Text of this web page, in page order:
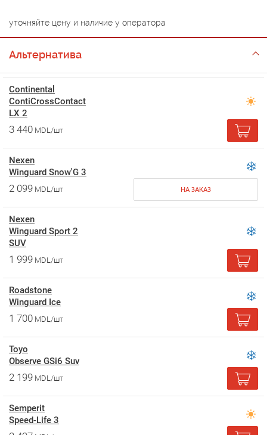
уточняйте цену и наличие у оператора
Альтернатива
Continental
ContiCrossContact
LX 2
3 440 MDL/шт
Nexen
Winguard Snow'G 3
2 099 MDL/шт НА ЗАКАЗ
Nexen
Winguard Sport 2
SUV
1 999 MDL/шт
Roadstone
Winguard Ice
1 700 MDL/шт
Toyo
Observe GSi6 Suv
2 199 MDL/шт
Semperit
Speed-Life 3